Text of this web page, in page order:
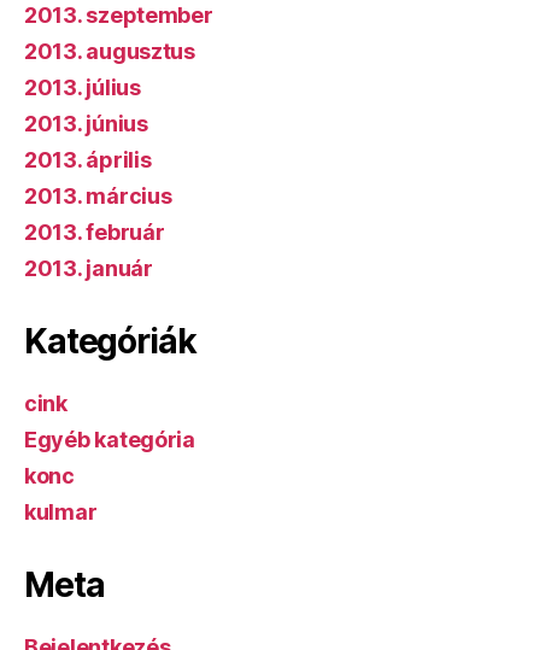
2013. szeptember
2013. augusztus
2013. július
2013. június
2013. április
2013. március
2013. február
2013. január
Kategóriák
cink
Egyéb kategória
konc
kulmar
Meta